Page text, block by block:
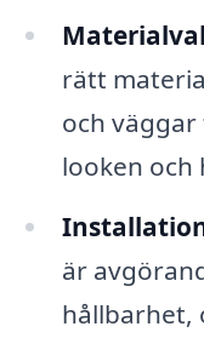
rätt
och
looken och
är
hållbarhet,